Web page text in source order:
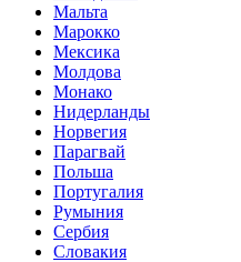
Мальта
Марокко
Мексика
Молдова
Монако
Нидерланды
Норвегия
Парагвай
Польша
Португалия
Румыния
Сербия
Словакия